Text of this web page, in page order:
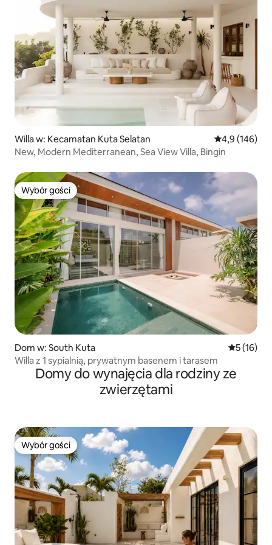
Willa w: Kecamatan Kuta Selatan Średnia
4,9 (146)
New, Modern Mediterranean, Sea View Villa, Bingin
Wybór gości
Wybór gości
Dom w: South Kuta Średnia
5 (16)
Willa z 1 sypialnią, prywatnym basenem i tarasem
Domy do wynajęcia dla rodziny ze
zwierzętami
Wybór gości
Wybór gości